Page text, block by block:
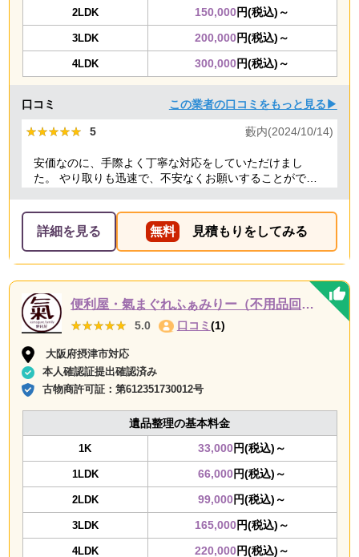
2LDK 150,000円(税込)～
3LDK 200,000円(税込)～
4LDK 300,000円(税込)～
口コミ この業者の口コミをもっと見る▶
★★★★★
★★★★★ 5 藪内(2024/10/14)
安価なのに、手際よく丁寧な対応をしていただけまし
た。 やり取りも迅速で、不安なくお願いすることができ
詳細を見る 無料 見積もりをしてみる
便利屋・氣まぐれふぁみりー（不用品回収・遺品整理・お墓参り代行等、幅広く対応しております）
★★★★★
★★★★★ 5.0 口コミ (1)
大阪府摂津市対応
本人確認証提出確認済み
古物商許可証：第612351730012号
遺品整理の基本料金
1K 33,000円(税込)～
1LDK 66,000円(税込)～
2LDK 99,000円(税込)～
3LDK 165,000円(税込)～
4LDK 220,000円(税込)～